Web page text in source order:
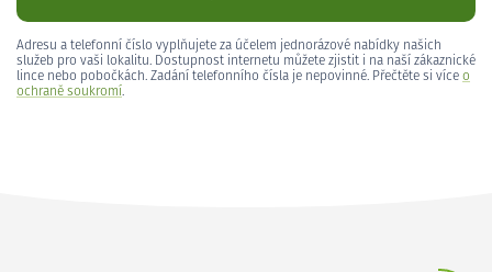
Adresu a telefonní číslo vyplňujete za účelem jednorázové nabídky našich
služeb pro vaši lokalitu. Dostupnost internetu můžete zjistit i na naší zákaznické
lince nebo pobočkách. Zadání telefonního čísla je nepovinné. Přečtěte si více o
ochraně soukromí.